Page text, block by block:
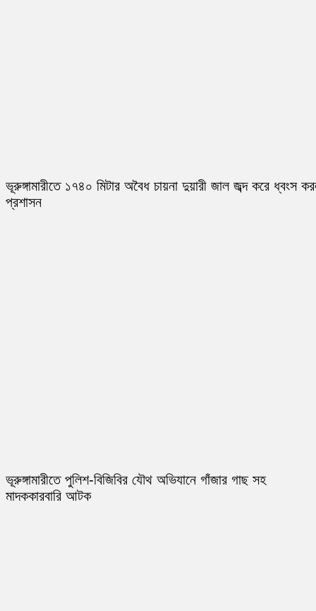
ভূরুঙ্গামারীতে ১৭৪০ মিটার অবৈধ চায়না দুয়ারী জাল জব্দ করে ধ্বংস
প্রশাসন
ভূরুঙ্গামারীতে পুলিশ-বিজিবির যৌথ অভিযানে গাঁজার গাছ সহ
মাদককারবারি আটক